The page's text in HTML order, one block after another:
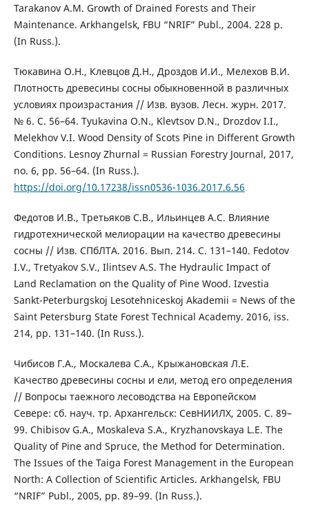
Tarakanov A.M. Growth of Drained Forests and Their
Maintenance. Arkhangelsk, FBU “NRIF” Publ., 2004. 228 p.
(In Russ.).
Тюкавина О.Н., Клевцов Д.Н., Дроздов И.И., Мелехов В.И.
Плотность древесины сосны обыкновенной в различных
условиях произрастания // Изв. вузов. Лесн. журн. 2017.
№ 6. С. 56–64. Tyukavina O.N., Klevtsov D.N., Drozdov I.I.,
Melekhov V.I. Wood Density of Scots Pine in Different Growth
Conditions. Lesnoy Zhurnal = Russian Forestry Journal, 2017,
no. 6, pp. 56–64. (In Russ.).
https://doi.org/10.17238/issn0536-1036.2017.6.56
Федотов И.В., Третьяков С.В., Ильинцев А.С. Влияние
гидротехнической мелиорации на качество древесины
сосны // Изв. СПбЛТА. 2016. Вып. 214. С. 131–140. Fedotov
I.V., Tretyakov S.V., Ilintsev A.S. The Hydraulic Impact of
Land Reclamation on the Quality of Pine Wood. Izvestia
Sankt-Peterburgskoj Lesotehniceskoj Akademii = News of the
Saint Petersburg State Forest Technical Academy. 2016, iss.
214, pp. 131–140. (In Russ.).
Чибисов Г.А., Москалева С.А., Крыжановская Л.Е.
Качество древесины сосны и ели, метод его определения
// Вопросы таежного лесоводства на Европейском
Севере: сб. науч. тр. Архангельск: СевНИИЛХ, 2005. С. 89–
99. Chibisov G.A., Moskaleva S.A., Kryzhanovskaya L.E. The
Quality of Pine and Spruce, the Method for Determination.
The Issues of the Taiga Forest Management in the European
North: A Collection of Scientific Articles. Arkhangelsk, FBU
“NRIF” Publ., 2005, pp. 89–99. (In Russ.).